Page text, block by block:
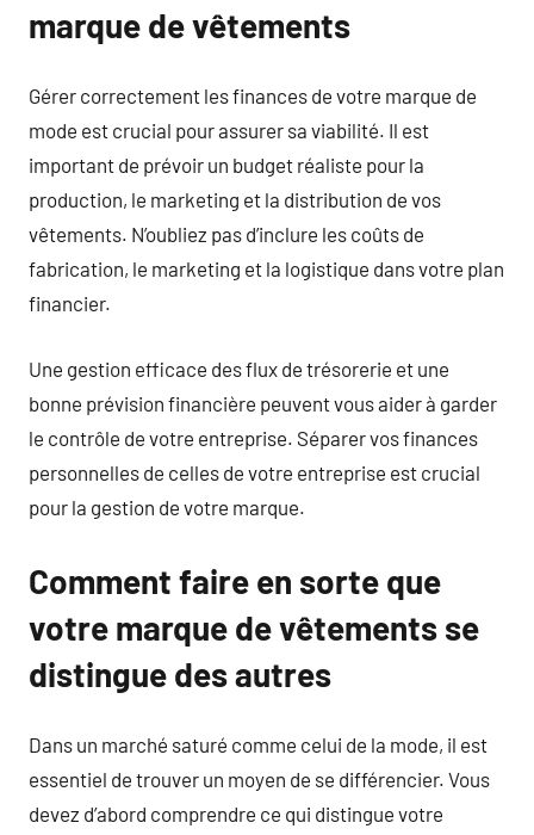
marque de vêtements
Gérer correctement les finances de votre marque de
mode est crucial pour assurer sa viabilité. Il est
important de prévoir un budget réaliste pour la
production, le marketing et la distribution de vos
vêtements. N’oubliez pas d’inclure les coûts de
fabrication, le marketing et la logistique dans votre plan
financier.
Une gestion efficace des flux de trésorerie et une
bonne prévision financière peuvent vous aider à garder
le contrôle de votre entreprise. Séparer vos finances
personnelles de celles de votre entreprise est crucial
pour la gestion de votre marque.
Comment faire en sorte que
votre marque de vêtements se
distingue des autres
Dans un marché saturé comme celui de la mode, il est
essentiel de trouver un moyen de se différencier. Vous
devez d’abord comprendre ce qui distingue votre